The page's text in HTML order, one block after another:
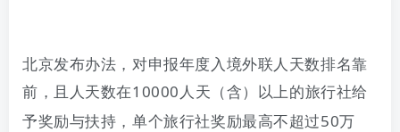
北京发布办法，对申报年度入境外联人天数排名靠
前，且人天数在10000 人天（含）以上的旅行社给
予奖励与扶持，单个旅行社奖励最高不超过50万